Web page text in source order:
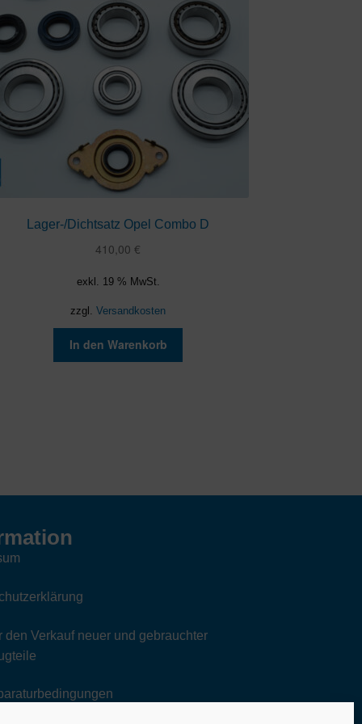
Lager-/Dichtsatz Opel Combo D
410,00€
exkl. 19 % MwSt.
zzgl.Versandkosten
In den Warenkorb
den Verkauf neuer und gebrauchter